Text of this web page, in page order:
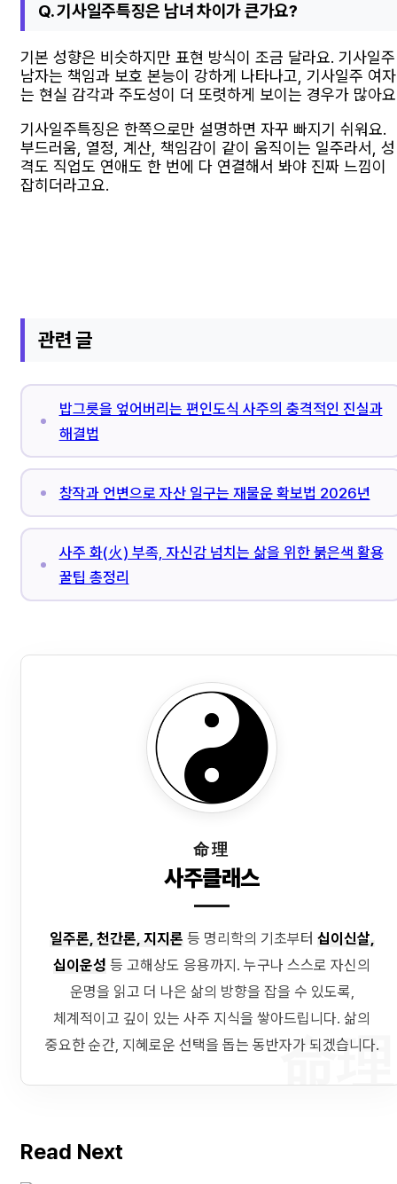
Q. 기사일주특징은 남녀 차이가 큰가요?
기본 성향은 비슷하지만 표현 방식이 조금 달라요. 기사일주
남자는 책임과 보호 본능이 강하게 나타나고, 기사일주 여자
는 현실 감각과 주도성이 더 또렷하게 보이는 경우가 많아
기사일주특징은 한쪽으로만 설명하면 자꾸 빠지기 쉬워요.
부드러움, 열정, 계산, 책임감이 같이 움직이는 일주라서, 성
격도 직업도 연애도 한 번에 다 연결해서 봐야 진짜 느낌이
잡히더라고요.
관련 글
밥그릇을 엎어버리는 편인도식 사주의 충격적인 진실과
해결법
창작과 언변으로 자산 일구는 재물운 확보법 2026년
사주 화(火) 부족, 자신감 넘치는 삶을 위한 붉은색 활용
꿀팁 총정리
命理
命理
사주클래스
일주론, 천간론, 지지론 등 명리학의 기초부터 십이신살,
십이운성 등 고해상도 응용까지. 누구나 스스로 자신의
운명을 읽고 더 나은 삶의 방향을 잡을 수 있도록,
체계적이고 깊이 있는 사주 지식을 쌓아드립니다. 삶의
중요한 순간, 지혜로운 선택을 돕는 동반자가 되겠습니다.
Read Next